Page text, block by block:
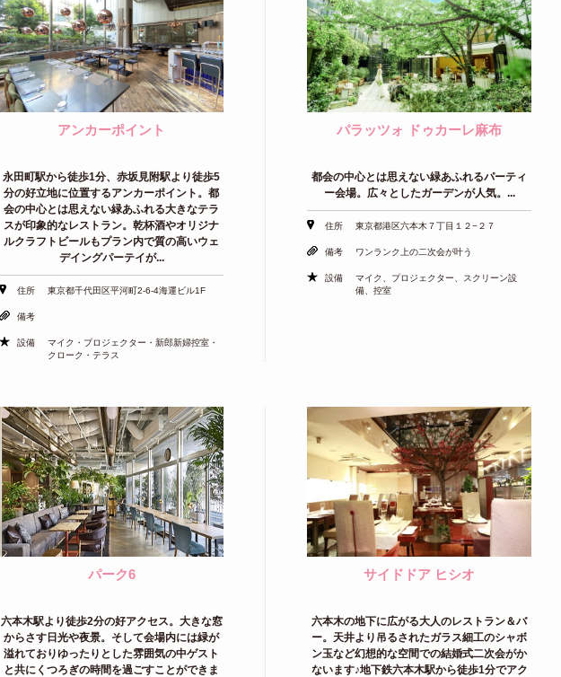
アンカーポイント
永田町駅から徒歩1分、赤坂見附駅より徒歩5
分の好立地に位置するアンカーポイント。都
会の中心とは思えない緑あふれる大きなテラ
スが印象的なレストラン。乾杯酒やオリジナ
ルクラフトビールもプラン内で質の高いウェ
デイングパーテイが...
住所 東京都千代田区平河町2-6-4海運ビル1F
備考
設備
マイク・プロジェクター・新郎新婦控室・
クローク・テラス
パラッツォ ドゥカーレ麻布
都会の中心とは思えない緑あふれるパーティ
ー会場。広々としたガーデンが人気。...
住所 東京都港区六本木７丁目１２−２７
備考 ワンランク上の二次会が叶う
設備
マイク、プロジェクター、スクリーン設
備、控室
パーク6
六本木駅より徒歩2分の好アクセス。大きな窓
からさす日光や夜景。そして会場内には緑が
溢れておりゆったりとした雰囲気の中ゲスト
と共にくつろぎの時間を過ごすことができま
サイドドア ヒシオ
六本木の地下に広がる大人のレストラン＆バ
ー。天井より吊るされたガラス細工のシャボ
ン玉など幻想的な空間での結婚式二次会がか
ないます♪地下鉄六本木駅から徒歩1分でアク